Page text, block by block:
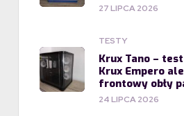
27 LIPCA 2026
TESTY
Krux Tano –
Krux Empero
frontowy obły
24 LIPCA 2026